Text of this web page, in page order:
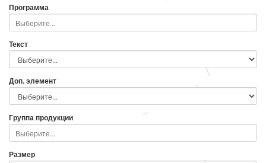
Программа
Текст
Доп. элемент
Группа продукции
Размер